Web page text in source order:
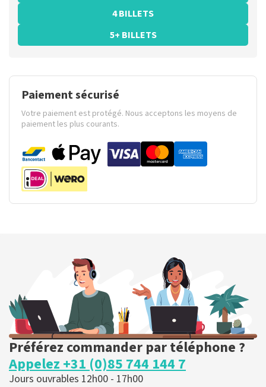
4 BILLETS
5+ BILLETS
Paiement sécurisé
Votre paiement est protégé. Nous acceptons les moyens de
paiement les plus courants.
Préférez commander par téléphone ?
Appelez +31 (0)85 744 144 7
Jours ouvrables 12h00 - 17h00